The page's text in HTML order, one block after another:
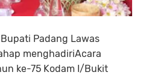
Bupati Padang Lawas
menghadiriAcara
ke-75 Kodam I/Bukit